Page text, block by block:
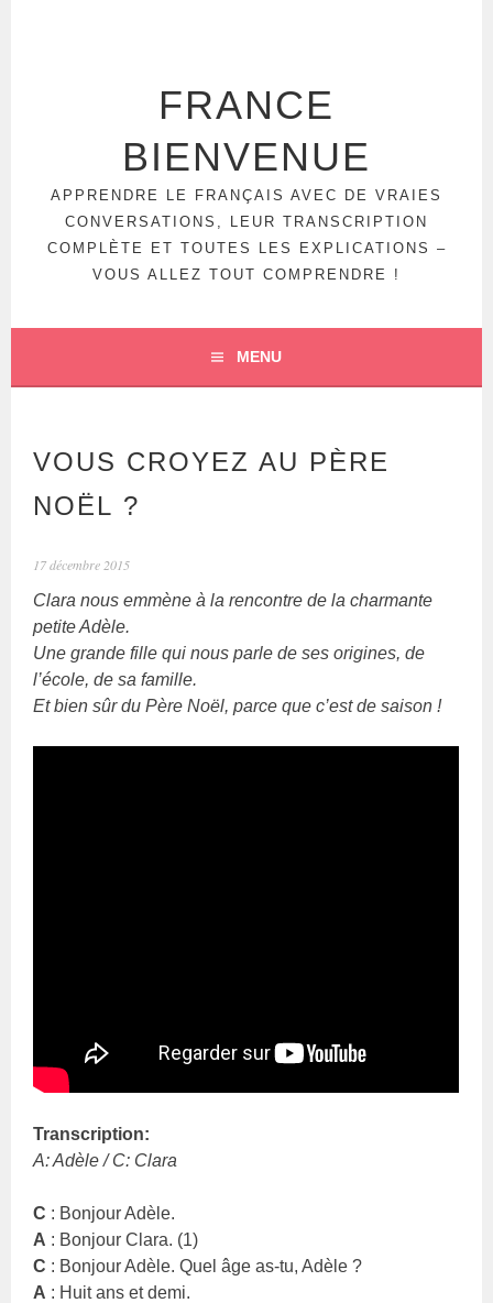
FRANCE
BIENVENUE
APPRENDRE LE FRANÇAIS AVEC DE VRAIES
CONVERSATIONS, LEUR TRANSCRIPTION
COMPLÈTE ET TOUTES LES EXPLICATIONS –
VOUS ALLEZ TOUT COMPRENDRE !
MENU
VOUS CROYEZ AU PÈRE
NOËL ?
17 décembre 2015
Clara nous emmène à la rencontre de la charmante
petite Adèle.
Une grande fille qui nous parle de ses origines, de
l’école, de sa famille.
Et bien sûr du Père Noël, parce que c’est de saison !
Transcription:
A: Adèle / C: Clara
C : Bonjour Adèle.
A : Bonjour Clara. (1)
C : Bonjour Adèle. Quel âge as-tu, Adèle ?
A : Huit ans et demi.